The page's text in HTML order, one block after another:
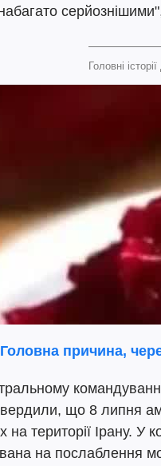
Головні
Головна причина,
що 8 липня
на території Ірану.
на послаблення